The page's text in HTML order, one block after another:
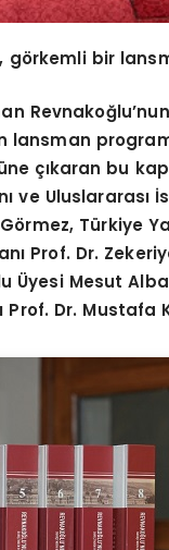
görkemli bir
lansman
çıkaran bu
ve Uluslararası
Türkiye
Prof. Dr.
Mesut
Prof. Dr. Mustafa